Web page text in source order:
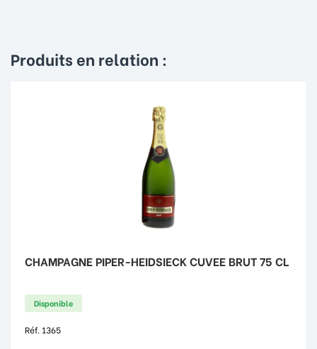
Produits en relation :
CHAMPAGNE PIPER-HEIDSIECK CUVEE BRUT 75 CL
Disponible
Réf. 1365